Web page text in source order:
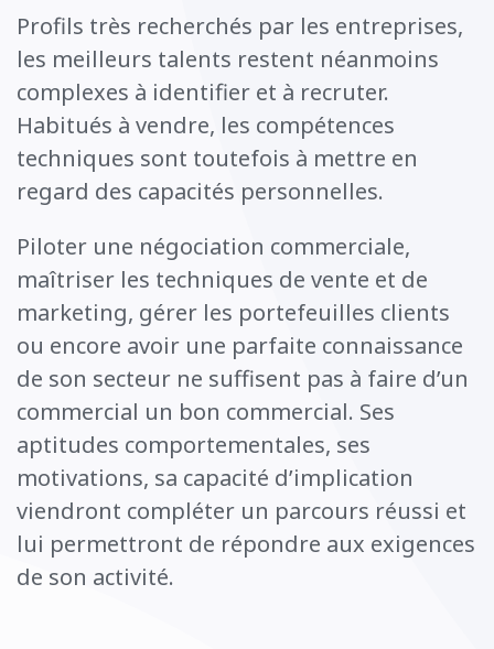
Profils très recherchés par les entreprises,
les meilleurs talents restent néanmoins
complexes à identifier et à recruter.
Habitués à vendre, les compétences
techniques sont toutefois à mettre en
regard des capacités personnelles.
Piloter une négociation commerciale,
maîtriser les techniques de vente et de
marketing, gérer les portefeuilles clients
ou encore avoir une parfaite connaissance
de son secteur ne suffisent pas à faire d’un
commercial un bon commercial. Ses
aptitudes comportementales, ses
motivations, sa capacité d’implication
viendront compléter un parcours réussi et
lui permettront de répondre aux exigences
de son activité.